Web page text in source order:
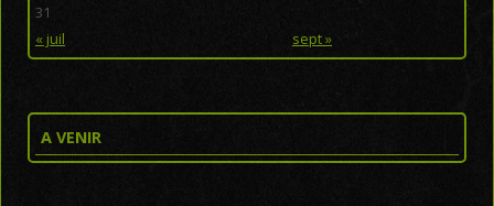
« juil sept »
31
A VENIR